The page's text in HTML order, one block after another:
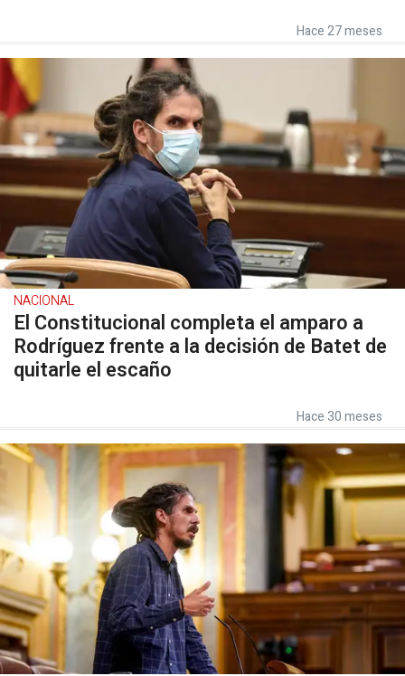
Hace 27 meses
NACIONAL
El Constitucional completa el amparo a
Rodríguez frente a la decisión de Batet de
quitarle el escaño
Hace 30 meses